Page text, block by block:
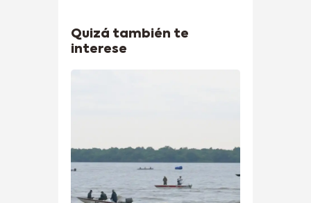
Quizá también te
interese